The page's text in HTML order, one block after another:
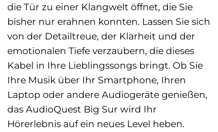
die Tür zu einer Klangwelt öffnet, die Sie
bisher nur erahnen konnten. Lassen Sie sich
von der Detailtreue, der Klarheit und der
emotionalen Tiefe verzaubern, die dieses
Kabel in Ihre Lieblingssongs bringt. Ob Sie
Ihre Musik über Ihr Smartphone, Ihren
Laptop oder andere Audiogeräte genießen,
das AudioQuest Big Sur wird Ihr
Hörerlebnis auf ein neues Level heben.